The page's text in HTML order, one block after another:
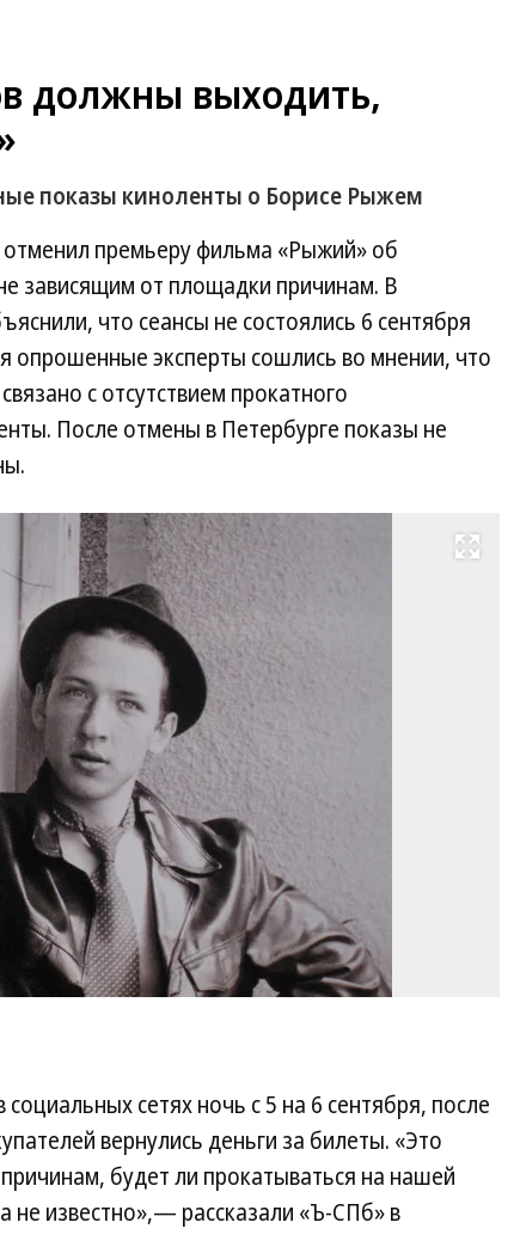
должны выходить,
показы киноленты о Борисе Рыжем
отменил премьеру фильма «Рыжий» об
зависящим от площадки причинам. В
что сеансы не состоялись 6 сентября
опрошенные эксперты сошлись во мнении, что
с отсутствием прокатного
После отмены в Петербурге показы не
Развернуть на весь экран
сетях ночь с 5 на 6 сентября, после
вернулись деньги за билеты. «Это
будет ли прокатываться на нашей
не известно»,— рассказали «Ъ-СПб» в